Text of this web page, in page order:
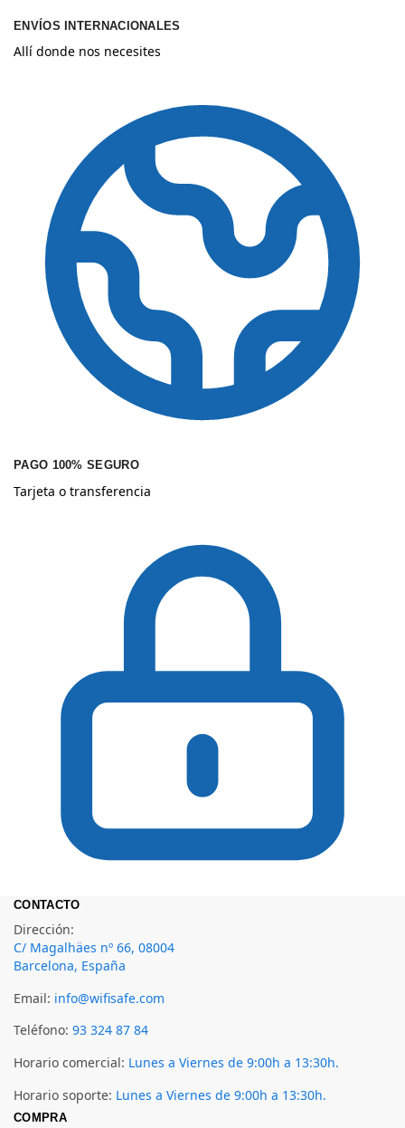
ENVÍOS INTERNACIONALES
Allí donde nos necesites
PAGO 100% SEGURO
Tarjeta o transferencia
CONTACTO
Dirección:
C/ Magalhäes nº 66, 08004
Barcelona, España
Email: info@wifisafe.com
Teléfono: 93 324 87 84
Horario comercial: Lunes a Viernes de 9:00h a 13:30h.
Horario soporte: Lunes a Viernes de 9:00h a 13:30h.
COMPRA